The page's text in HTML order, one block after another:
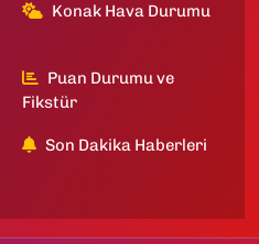
Konak Hava Durumu
Puan Durumu ve
Fikstür
Son Dakika Haberleri